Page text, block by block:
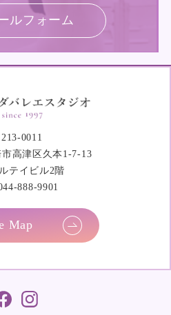
ルフォーム
0011
高津区久本1-7-13
テイビル2階
888-9901
Map